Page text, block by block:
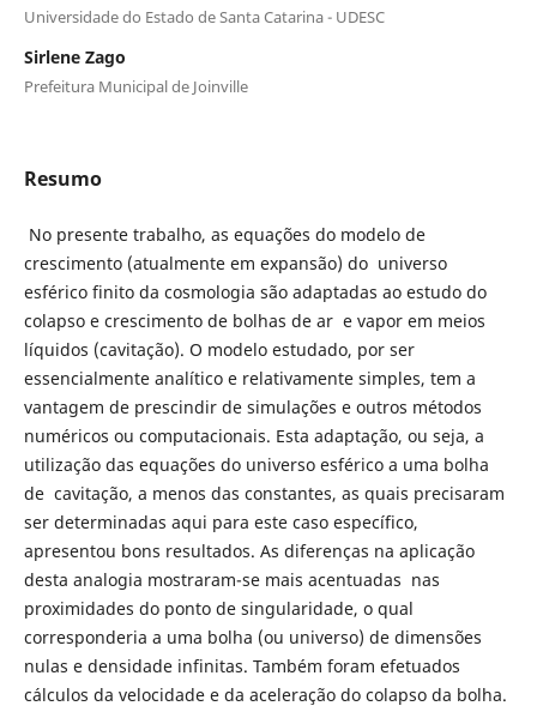
Universidade do Estado de Santa Catarina - UDESC
Sirlene Zago
Prefeitura Municipal de Joinville
Resumo
No presente trabalho, as equações do modelo de
crescimento (atualmente em expansão) do universo
esférico finito da cosmologia são adaptadas ao estudo do
colapso e crescimento de bolhas de ar e vapor em meios
líquidos (cavitação). O modelo estudado, por ser
essencialmente analítico e relativamente simples, tem a
vantagem de prescindir de simulações e outros métodos
numéricos ou computacionais. Esta adaptação, ou seja, a
utilização das equações do universo esférico a uma bolha
de cavitação, a menos das constantes, as quais precisaram
ser determinadas aqui para este caso específico,
apresentou bons resultados. As diferenças na aplicação
desta analogia mostraram-se mais acentuadas nas
proximidades do ponto de singularidade, o qual
corresponderia a uma bolha (ou universo) de dimensões
nulas e densidade infinitas. Também foram efetuados
cálculos da velocidade e da aceleração do colapso da bolha.